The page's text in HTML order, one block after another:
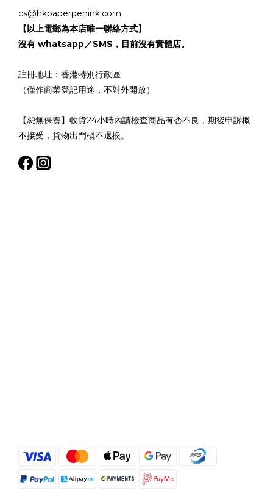
cs@hkpaperpenink.com
【以上電郵為本店唯一聯絡方式】
沒有 whatsapp／SMS，目前沒有實體店。
註冊地址：香港特別行政區
（僅作商業登記用途，不對外開放）
【恕無保養】收貨24小時內請檢查商品有否不良，期後申訴概
不接受，貨物出門概不退換。